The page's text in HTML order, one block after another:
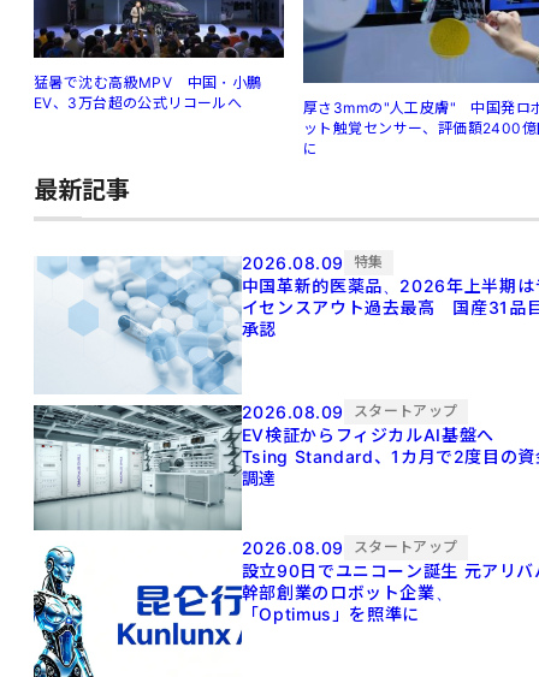
猛暑で沈む高級MPV 中国・小鵬
EV、3万台超の公式リコールへ
厚さ3mmの"人工皮膚" 中国発ロ
ット触覚センサー、評価額2400
に
最新記事
2026.08.09 特集
中国革新的医薬品、2026年上半期は
イセンスアウト過去最高 国産31品
承認
2026.08.09 スタートアップ
EV検証からフィジカルAI基盤へ
Tsing Standard、1カ月で2度目の資
調達
2026.08.09 スタートアップ
設立90日でユニコーン誕生 元アリババ
幹部創業のロボット企業、
「Optimus」を照準に